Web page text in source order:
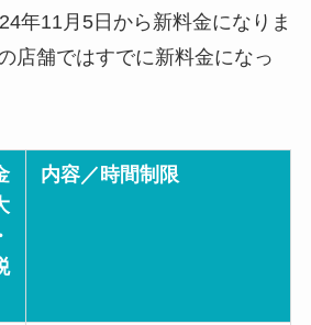
年11月5日から新料金になりま
店舗ではすでに新料金になっ
内容／時間制限